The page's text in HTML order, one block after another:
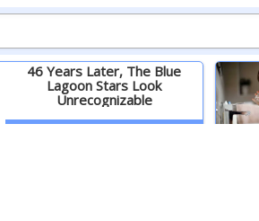
46 Years Later, The Blue
Lagoon Stars Look
Unrecognizable